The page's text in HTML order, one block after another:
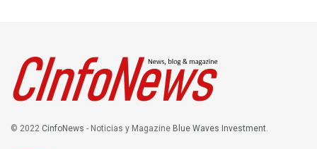
© 2022 CinfoNews - Noticias y Magazine Blue Waves Investment